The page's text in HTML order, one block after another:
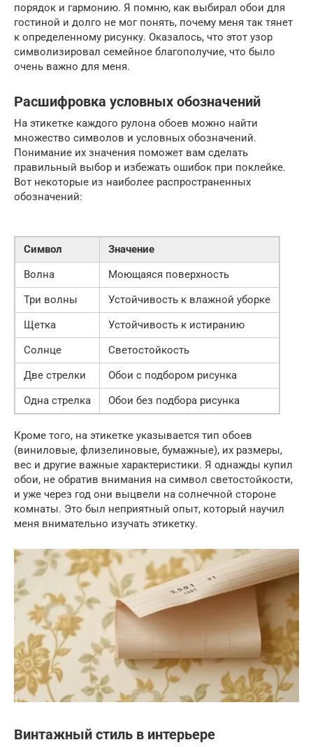
порядок и гармонию. Я помню, как выбирал обои для
гостиной и долго не мог понять, почему меня так тянет
к определенному рисунку. Оказалось, что этот узор
символизировал семейное благополучие, что было
очень важно для меня.
Расшифровка условных обозначений
На этикетке каждого рулона обоев можно найти
множество символов и условных обозначений.
Понимание их значения поможет вам сделать
правильный выбор и избежать ошибок при поклейке.
Вот некоторые из наиболее распространенных
обозначений:
Символ
Значение
Волна
Моющаяся поверхность
Три волны
Устойчивость к влажной уборке
Щетка
Устойчивость к истиранию
Солнце
Светостойкость
Две стрелки
Обои с подбором рисунка
Одна стрелка
Обои без подбора рисунка
Кроме того, на этикетке указывается тип обоев
(виниловые, флизелиновые, бумажные), их размеры,
вес и другие важные характеристики. Я однажды купил
обои, не обратив внимания на символ светостойкости,
и уже через год они выцвели на солнечной стороне
комнаты. Это был неприятный опыт, который научил
меня внимательно изучать этикетку.
Винтажный стиль в интерьере